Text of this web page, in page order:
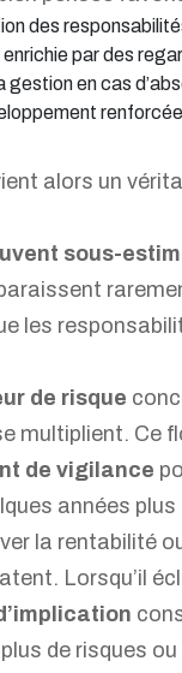
des
par des
gestion en cas
alors un
sous-
les
de risque
multiplient. Ce
de vigilance
années
la rentabilité
Lorsqu’il
plus de risques